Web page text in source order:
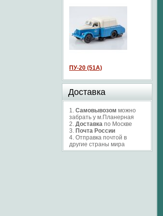
ПУ-20 (51А)
Доставка
1. Самовывозом можно
забрать у м.Планерная
2. Доставка по Москве
3. Почта России
4. Отправка почтой в
другие страны мира